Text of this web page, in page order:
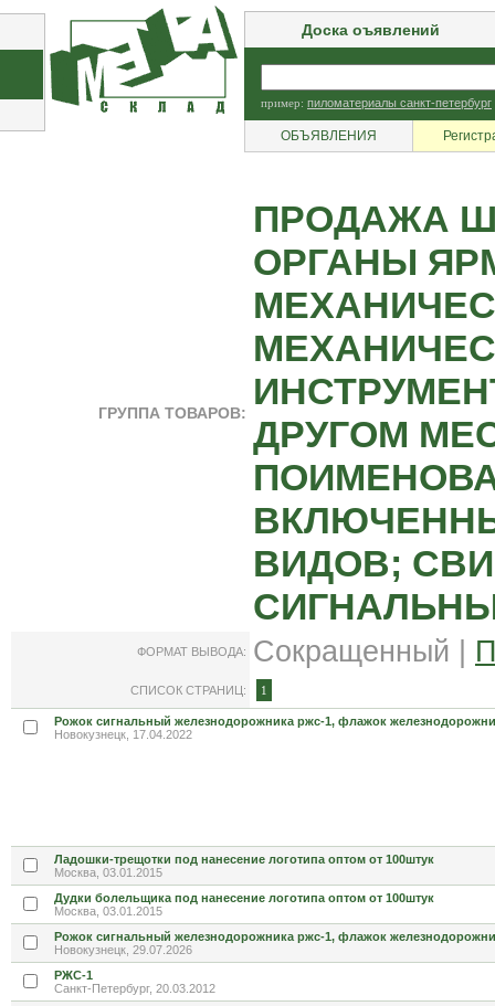
Доска оъявлений
пример: пиломатериалы санкт-петербург
ОБЪЯВЛЕНИЯ
ГРУППА ТОВАРОВ:
ПРОДАЖА
ОРГАНЫ
ДРУГОМ
ВИДОВ;
ФОРМАТ ВЫВОДА: Сокращенный |
СПИСОК СТРАНИЦ: 1
Рожок сигнальный железнодорожника ржс-1, флажок
Новокузнецк, 17.04.2022
Ладошки-трещотки под нанесение логотипа оптом от 100штук
Москва, 03.01.2015
Дудки болельщика под нанесение логотипа оптом от 100штук
Москва, 03.01.2015
Рожок сигнальный железнодорожника ржс-1, флажок
Новокузнецк, 29.07.2026
РЖС-1
Санкт-Петербург, 20.03.2012